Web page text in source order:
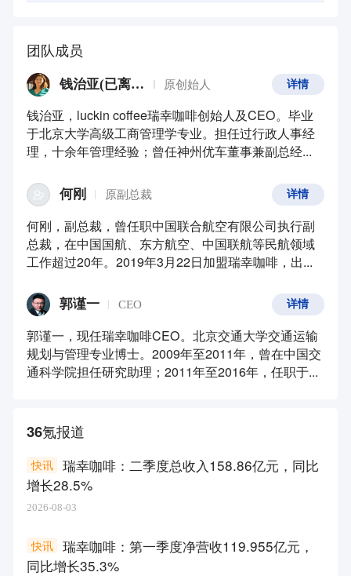
团队成员
钱治亚(已离职) 原创始人
钱治亚，luckin coffee瑞幸咖啡创始人及CEO。毕业
于北京大学高级工商管理学专业。担任过行政人事经
理，十余年管理经验；曾任神州优车董事兼副总经...
详情
何刚 原副总裁
何刚，副总裁，曾任职中国联合航空有限公司执行副
总裁，在中国国航、东方航空、中国联航等民航领域
工作超过20年。2019年3月22日加盟瑞幸咖啡，出...
详情
郭谨一 CEO
郭谨一，现任瑞幸咖啡CEO。北京交通大学交通运输
规划与管理专业博士。2009年至2011年，曾在中国交
通科学院担任研究助理；2011年至2016年，任职于...
详情
36氪报道
瑞幸咖啡：二季度总收入158.86亿元，同比
增长28.5%
快讯
2026-08-03
瑞幸咖啡：第一季度净营收119.955亿元，
同比增长35.3%
快讯